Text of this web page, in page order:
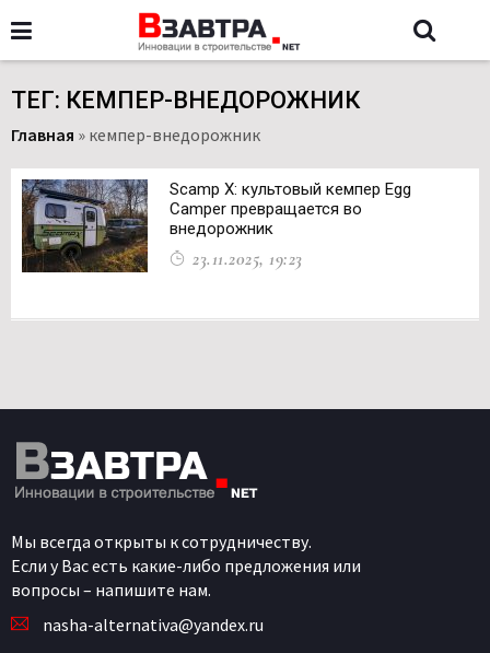
ТЕГ: КЕМПЕР-ВНЕДОРОЖНИК
Главная » кемпер-внедорожник
Scamp X: культовый кемпер Egg
Camper превращается во
внедорожник
23.11.2025, 19:23
Мы всегда открыты к сотрудничеству.
Если у Вас есть какие-либо предложения или
вопросы – напишите нам.
nasha-alternativa@yandex.ru